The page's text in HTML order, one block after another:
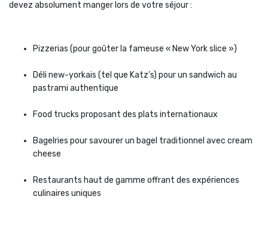
devez absolument manger lors de votre séjour :
Pizzerias (pour goûter la fameuse « New York slice »)
Déli new-yorkais (tel que Katz’s) pour un sandwich au
pastrami authentique
Food trucks proposant des plats internationaux
Bagelries pour savourer un bagel traditionnel avec cream
cheese
Restaurants haut de gamme offrant des expériences
culinaires uniques